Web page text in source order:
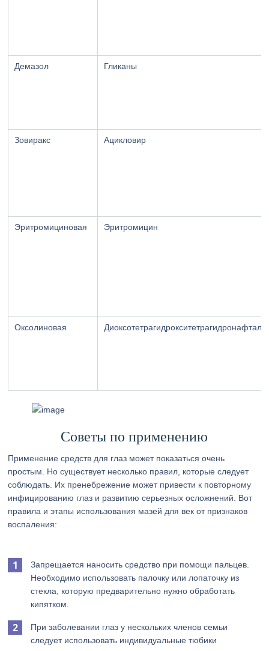
Демазол Гликаны
Зовиракс Ацикловир
Эритромициновая Эритромицин
Оксолиновая
Советы по применению
Применение средств для глаз может показаться очень
простым. Но существует несколько правил, которые следует
соблюдать. Их пренебрежение может привести к повторному
инфицированию глаз и развитию серьезных осложнений. Вот
правила и этапы использования мазей для век от признаков
воспаления:
Запрещается наносить средство при помощи пальцев.
Необходимо использовать палочку или лопаточку из
стекла, которую предварительно нужно обработать
кипятком.
При заболевании глаз у нескольких членов семьи
следует использовать индивидуальные тюбики